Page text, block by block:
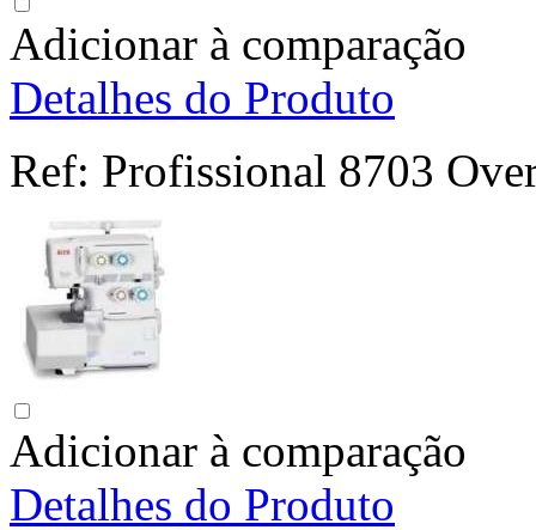
Adicionar à comparação
Detalhes do Produto
Ref: Profissional 8703
Adicionar à comparação
Detalhes do Produto